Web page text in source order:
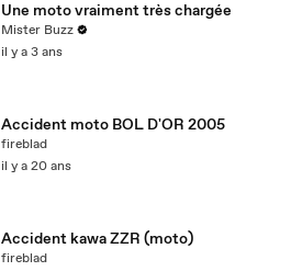
Une moto vraiment très chargée
Mister Buzz
il y a 3 ans
Accident moto BOL D'OR 2005
fireblad
il y a 20 ans
Accident kawa ZZR (moto)
fireblad